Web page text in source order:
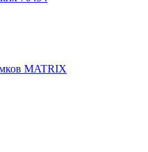
MATRIX